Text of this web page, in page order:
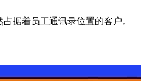
据着员工通讯录位置的客户。